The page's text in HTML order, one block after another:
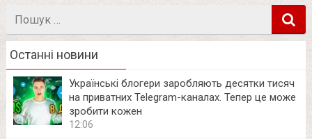
Останні новини
Українські блогери заробляють десятки тисяч
на приватних Telegram-каналах. Тепер це може
зробити кожен
12:06